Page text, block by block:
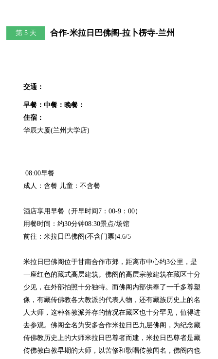
第 5 天 合作-米拉日巴佛阁-拉卜楞寺-兰州
交通：
早餐：中餐：晚餐：
住宿：
08:00早餐
成人：含餐 儿童：不含餐
酒店享用早餐（开早时间7：00-9：00）
用餐时间：约30分钟08:30景点/场馆
前往：米拉日巴佛阁(不含门票)4.6/5
米拉日巴佛阁位于甘南合作市郊，距离市中心约3公里，是
一座红色的藏式高层建筑。佛阁的高层宗教建筑在藏区十分
少见，在外部拍照十分独特。而佛阁内部供奉了一千多尊塑
像，有藏传佛教各大教派的代表人物，还有藏族历史上的名
人大师，这种各教派并存的情况在藏区也十分罕见，值得进
去参观。佛阁全名为安多合作米拉日巴九层佛阁，为纪念藏
传佛教历史上的大师米拉日巴尊者而建，米拉日巴尊者是藏
传佛教白教早期的大师，以苦修和歌唱传教闻名，佛阁内也